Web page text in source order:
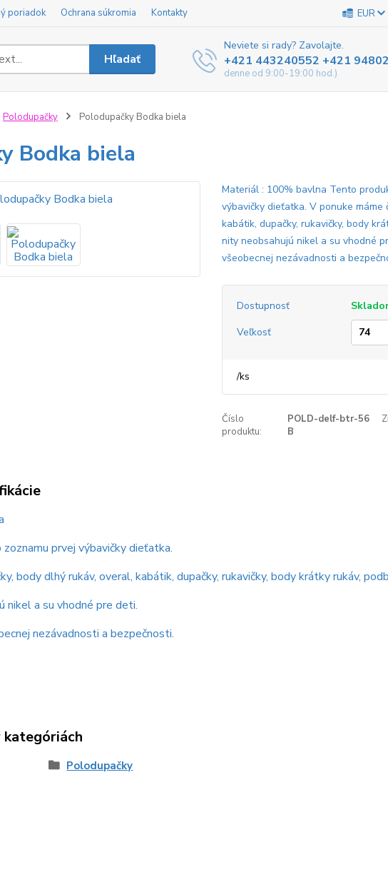
poriadok Ochrana súkromia Kontakty EUR
Hľadať
Neviete si rady? Zavolajte.
+421 443240552 +421
denne od 9:00-19:00 hod.)
Polodupačky Polodupačky Bodka biela
Bodka biela
Materiál : 100% bavlna Tento
výbavičky dieťatka. V ponuke máme
kabátik, dupačky, rukavičky, body
nity neobsahujú nikel a su vhodné
všeobecnej nezávadnosti a
Dostupnosť
Veľkosť
/ks
Číslo
produktu:
POLD-delf-btr-56
B
prvej výbavičky dieťatka.
body dlhý rukáv, overal, kabátik, dupačky, rukavičky, body krátky rukáv,
nikel a su vhodné pre deti.
nezávadnosti a bezpečnosti.
kategóriách
Polodupačky